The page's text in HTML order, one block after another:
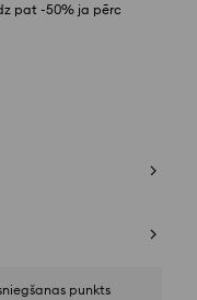
pat -50% ja pērc
punkts